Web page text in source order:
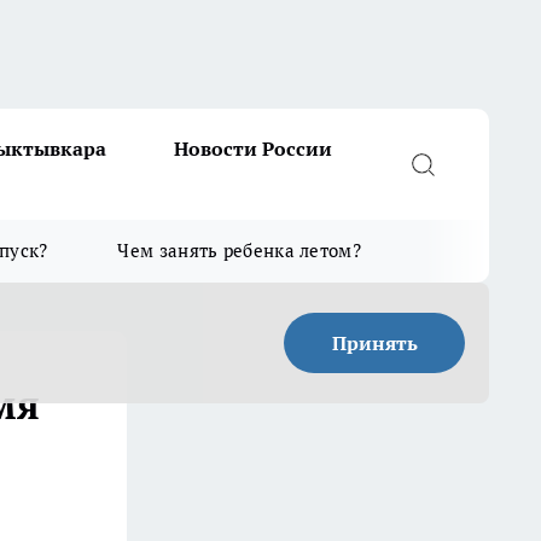
Новости России
Чем занять ребенка летом?
Принять